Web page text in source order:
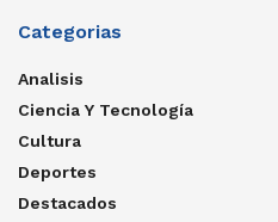
Categorias
Analisis
Ciencia Y Tecnología
Cultura
Deportes
Destacados